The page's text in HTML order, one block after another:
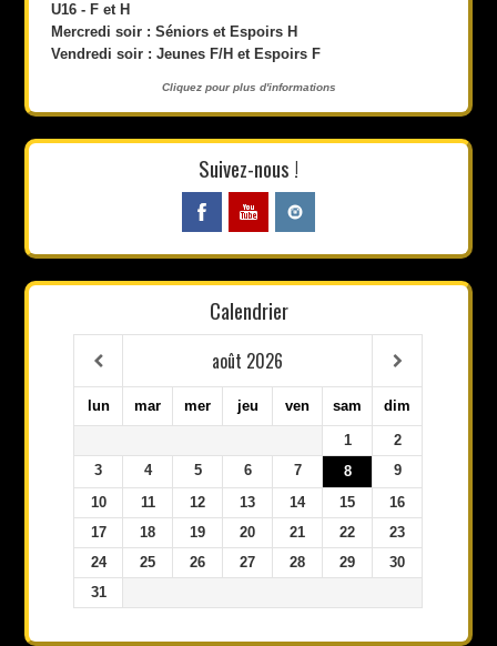
U16 - F et H
Mercredi soir : Séniors et Espoirs H
Vendredi soir : Jeunes F/H et Espoirs F
Cliquez pour plus d'informations
Suivez-nous !
Calendrier
août 2026
lun mar mer jeu ven sam dim
1
2
3
4 5 6 7 8
9
10
11 12 13 14 15
16
17
18 19 20 21 22
23
24
25 26 27 28 29
30
31